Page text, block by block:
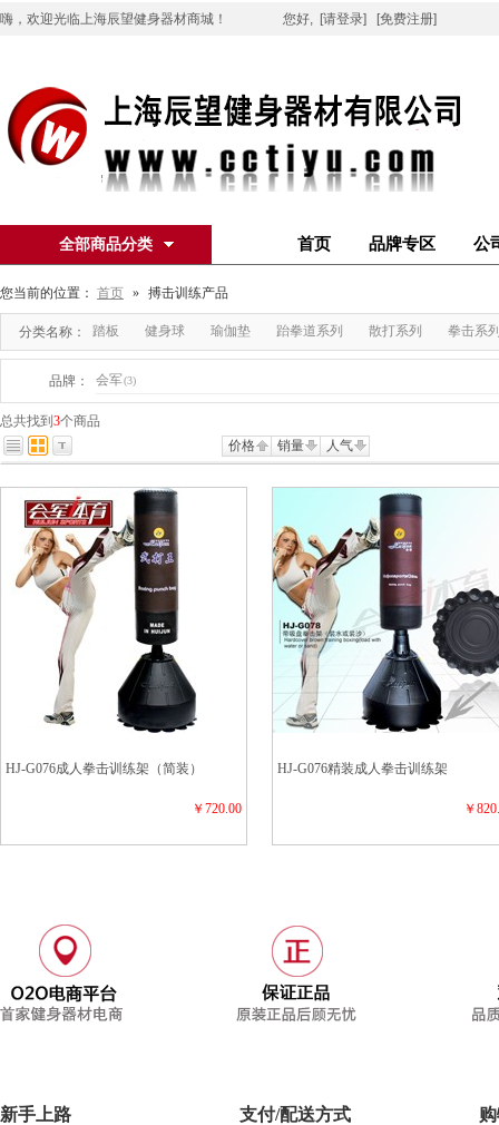
嗨，欢迎光临上海辰望健身器材商城！ 您好, [请登录] [免费注册]
全部商品分类 首页 品牌专区 公
您当前的位置： 首页 » 搏击训练产品
分类名称： 踏板 健身球 瑜伽垫 跆拳道系列 散打系列 拳击系
品牌： 会军(3)
总共找到 3个商品
价格
销量 人气
HJ-G076成人拳击训练架（简装）
￥720.00
HJ-G076精装成人拳击训练架
￥
新手上路 支付/配送方式